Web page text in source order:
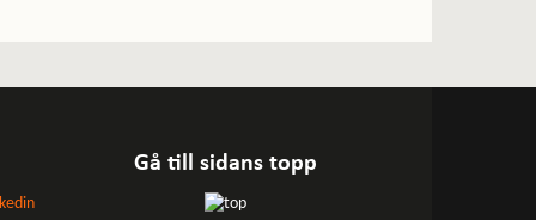
Gå till sidans topp